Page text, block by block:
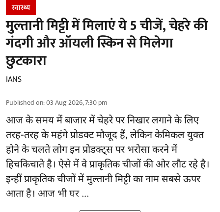
स्वास्थ्य
मुल्तानी मिट्टी में मिलाएं ये 5 चीजें, चेहरे की
गंदगी और ऑयली स्किन से मिलेगा
छुटकारा
IANS
Published on:03 Aug 2026, 7:30 pm
आज के समय में बाजार मेंचेहरे पर निखारलगाने के लिए
तरह-तरह के महंगे प्रोडक्ट मौजूद हैं, लेकिन केमिकल युक्त
होने के चलते लोग इन प्रोडक्ट्स पर भरोसा करने में
हिचकिचाते है। ऐसे में वे प्राकृतिक चीजों की ओर लौट रहे है।
इन्हीं प्राकृतिक चीजों में मुल्तानी मिट्टी का नाम सबसे ऊपर
आता है। आज भी घर ...